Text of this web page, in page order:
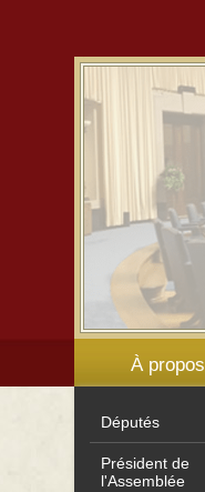
À propos
Députés
Président de
l'Assemblée